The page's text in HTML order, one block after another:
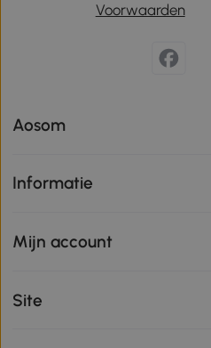
Voorwaarden
Aosom
Informatie
Mijn account
Site